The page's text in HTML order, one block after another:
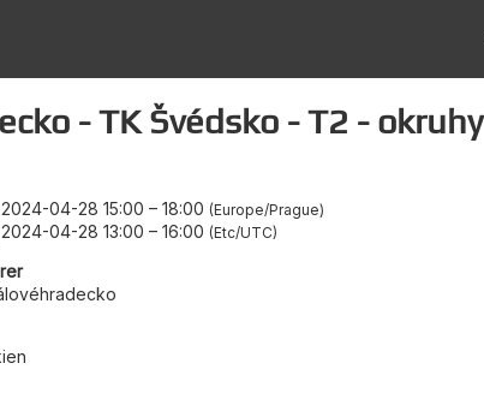
- TK Švédsko - T2 - okruhy
04-28 15:00 – 18:00 Europe/Prague
04-28 13:00 – 16:00 Etc/UTC